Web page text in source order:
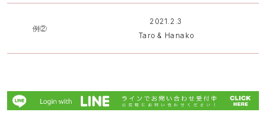
例②
2021.2.3
Taro & Hanako